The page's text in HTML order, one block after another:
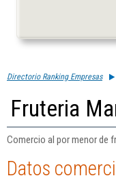
Directorio Ranking Empresas
Fruteria
Comercio al por menor de
Datos